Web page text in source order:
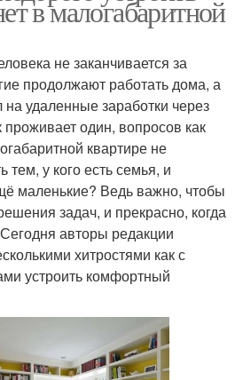
в малогабаритной
не заканчивается за
продолжают работать дома, а
удаленные заработки через
проживает один, вопросов как
квартире не
тем, у кого есть семья, и
маленькие? Ведь важно, чтобы
задач, и прекрасно, когда
авторы редакции
хитростями как с
устроить комфортный